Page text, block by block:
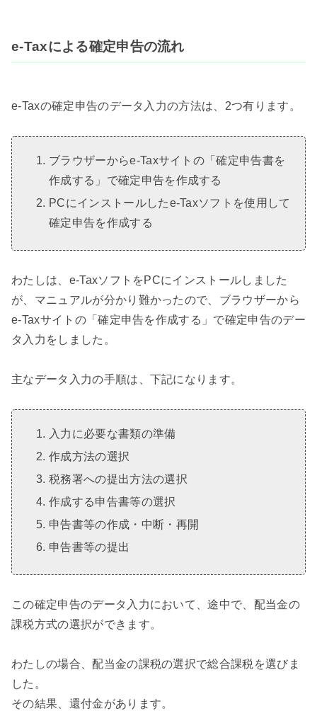
e-Taxによる確定申告の流れ
e-Taxの確定申告のデータ入力の方法は、2つ有ります。
ブラウザーからe-Taxサイトの「確定申告書を
作成する」で確定申告を作成する
PCにインストールしたe-Taxソフトを使用して
確定申告を作成する
わたしは、e-TaxソフトをPCにインストールしました
が、マニュアルが分かり難かったので、ブラウザーから
e-Taxサイトの「確定申告を作成する」で確定申告のデー
タ入力をしました。
主なデータ入力の手順は、下記になります。
入力に必要な書類の準備
作成方法の選択
税務署への提出方法の選択
作成する申告書等の選択
申告書等の作成・中断・再開
申告書等の提出
この確定申告のデータ入力において、途中で、配当金の
課税方式の選択ができます。
わたしの場合、配当金の課税の選択で総合課税を選びま
した。
その結果、還付金があります。